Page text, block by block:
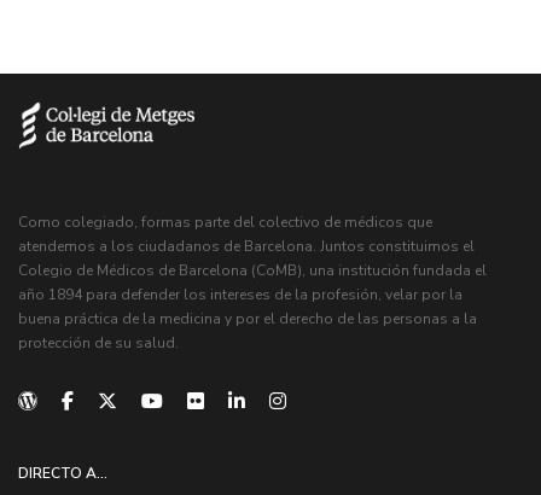
Como colegiado, formas parte del colectivo de médicos que
atendemos a los ciudadanos de Barcelona. Juntos constituimos el
Colegio de Médicos de Barcelona (CoMB), una institución fundada el
año 1894 para defender los intereses de la profesión, velar por la
buena práctica de la medicina y por el derecho de las personas a la
protección de su salud.
DIRECTO A...